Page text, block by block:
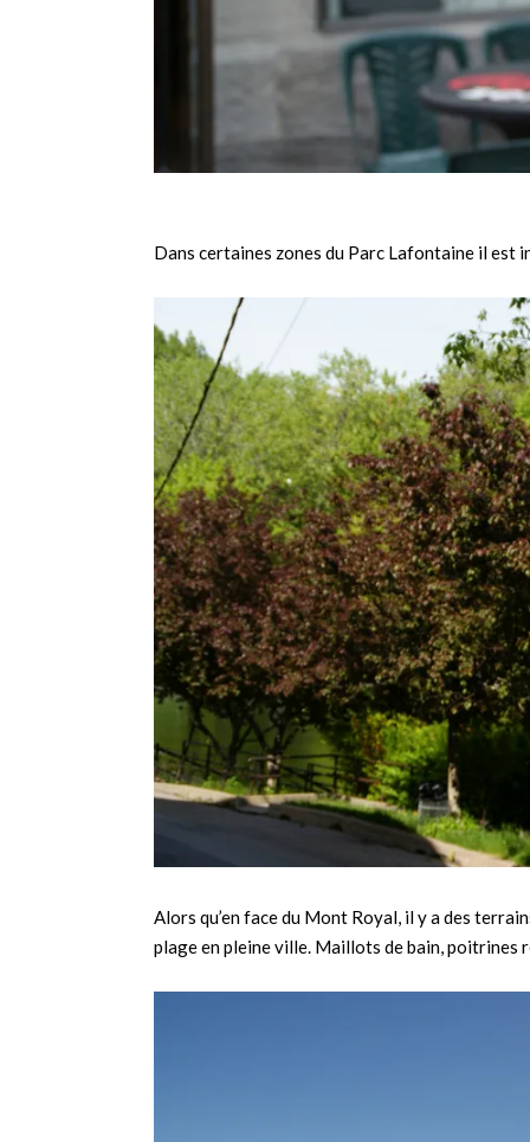
Dans certaines zones du Parc Lafontaine il est
Alors qu’en face du Mont Royal, il y a des
plage en pleine ville. Maillots de bain, poitrines